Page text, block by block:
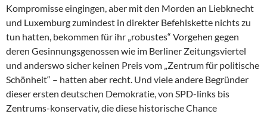
Kompromisse eingingen, aber mit den Morden an Liebknecht
und Luxemburg zumindest in direkter Befehlskette nichts zu
tun hatten, bekommen für ihr „robustes“ Vorgehen gegen
deren Gesinnungsgenossen wie im Berliner Zeitungsviertel
und anderswo sicher keinen Preis vom „Zentrum für politische
Schönheit“ – hatten aber recht. Und viele andere Begründer
dieser ersten deutschen Demokratie, von SPD-links bis
Zentrums-konservativ, die diese historische Chance